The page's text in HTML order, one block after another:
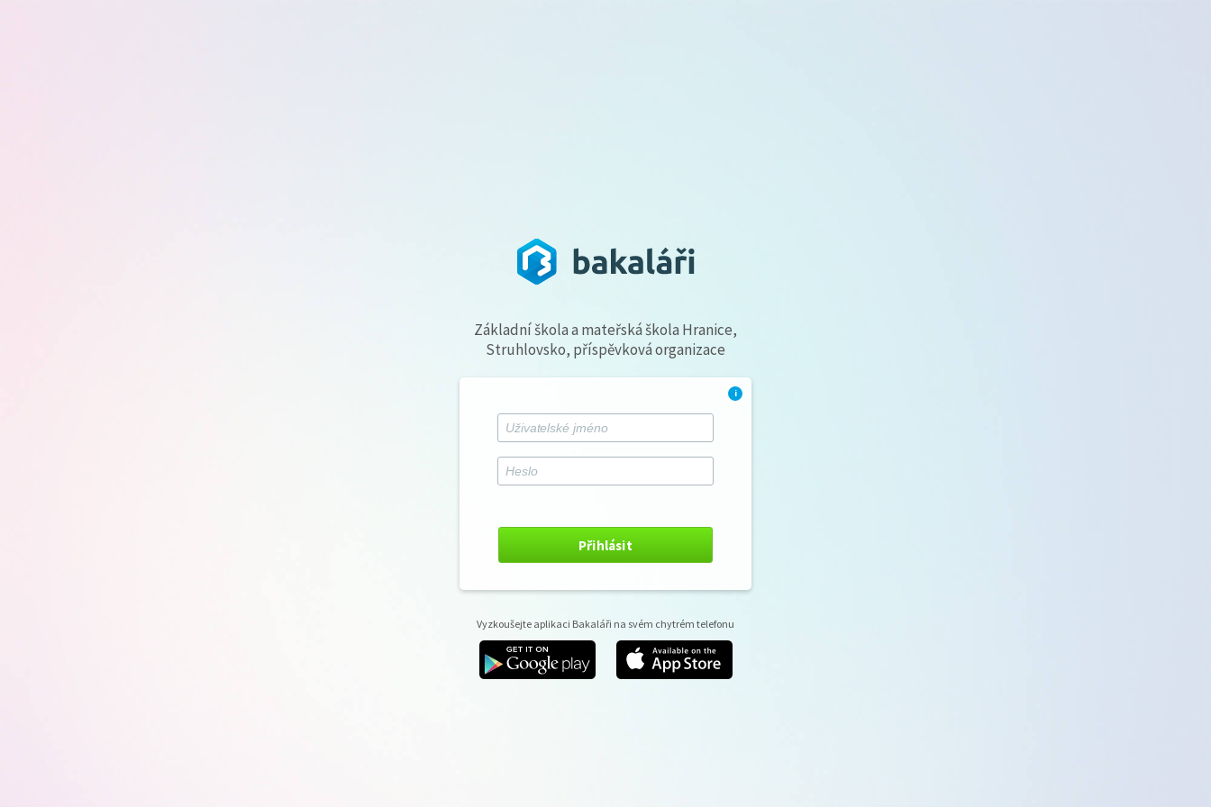
Základní škola a mateřská škola Hranice,
Struhlovsko, příspěvková organizace
i
Přihlásit
Vyzkoušejte aplikaci Bakaláři na svém chytrém telefonu